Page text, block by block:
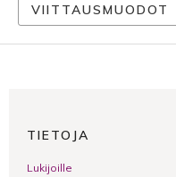
VIITTAUSMUODOT
TIETOJA
Lukijoille